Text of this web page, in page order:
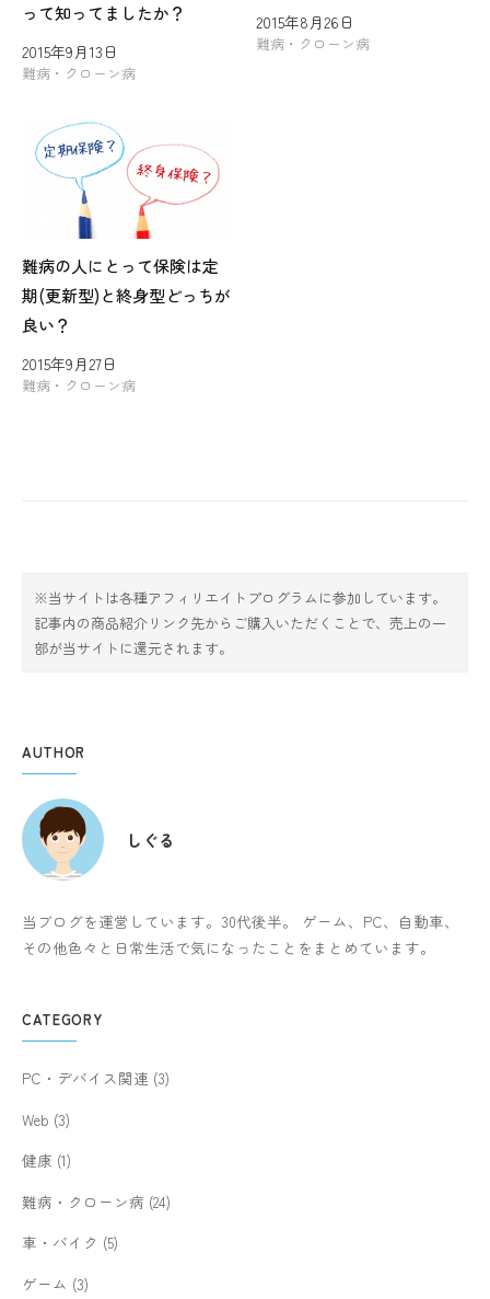
って知ってましたか？
2015年9月13日
難病・クローン病
2015年8月26日
難病・クローン病
難病の人にとって保険は定
期(更新型)と終身型どっちが
良い？
2015年9月27日
難病・クローン病
※当サイトは各種アフィリエイトプログラムに参加しています。
記事内の商品紹介リンク先からご購入いただくことで、売上の一
部が当サイトに還元されます。
AUTHOR
しぐる
当ブログを運営しています。30代後半。 ゲーム、PC、自動車、
その他色々と日常生活で気になったことをまとめています。
CATEGORY
PC・デバイス関連 (3)
Web (3)
健康 (1)
難病・クローン病 (24)
車・バイク (5)
ゲーム (3)